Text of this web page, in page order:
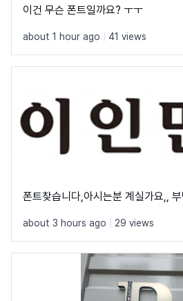
이건 무슨 폰트일까요? ㅜㅜ
about 1 hour ago 41 views
폰트찾습니다,아시는분 계실가요,,
about 3 hours ago 29 views